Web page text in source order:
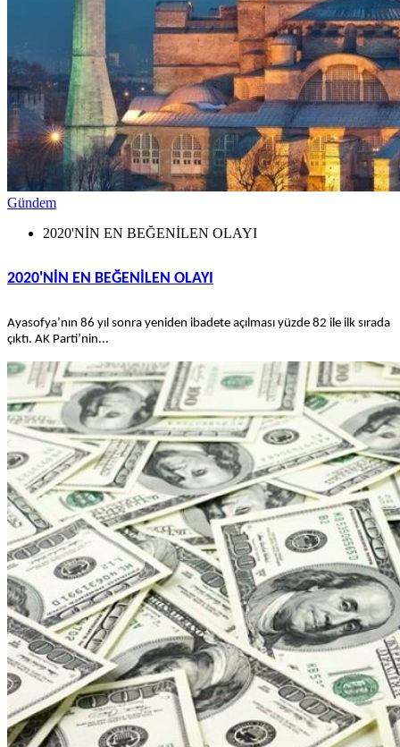
Gündem
2020'NİN EN BEĞENİLEN OLAYI
2020'NİN EN BEĞENİLEN OLAYI
Ayasofya’nın 86 yıl sonra yeniden ibadete açılması yüzde 82 ile ilk sırada
çıktı. AK Parti’nin...